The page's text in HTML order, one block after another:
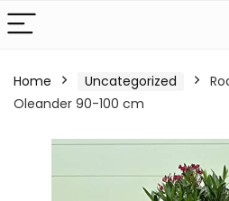
Home Uncategorized
Oleander 90-100 cm